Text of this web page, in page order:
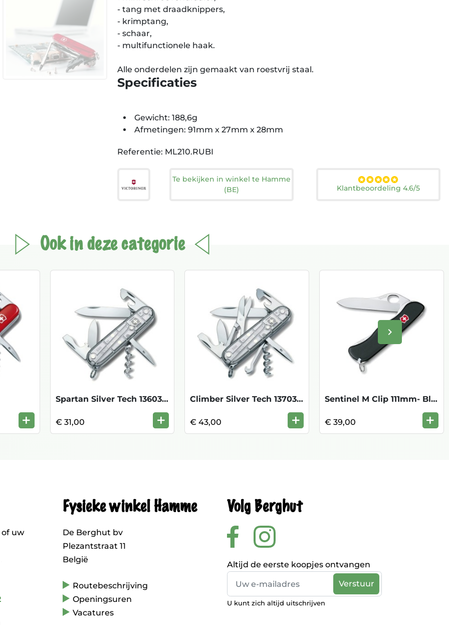
- tang met draadknippers,
- krimptang,
- schaar,
- multifunctionele haak.
Alle onderdelen zijn gemaakt van roestvrij staal.
Specificaties
Gewicht: 188,6g
Afmetingen: 91mm x 27mm x 28mm
Referentie: ML210.RUBI
Te bekijken in winkel te Hamme
(BE)
Klantbeoordeling 4.6/5
Ook in deze categorie
Volgende
keyboard_arrow_right
+
Spartan Silver Tech 13603.T7
€ 31,00 +
Climber Silver Tech 13703.T7
€ 43,00 +
Sentinel M Clip 111mm- Black -0.8416.M3
€ 39,00 +
of uw
Fysieke winkel Hamme
De Berghut bv
Plezantstraat 11
België
Routebeschrijving
Openingsuren
Vacatures
Volg Berghut
Altijd de eerste koopjes ontvangen
U kunt zich altijd uitschrijven